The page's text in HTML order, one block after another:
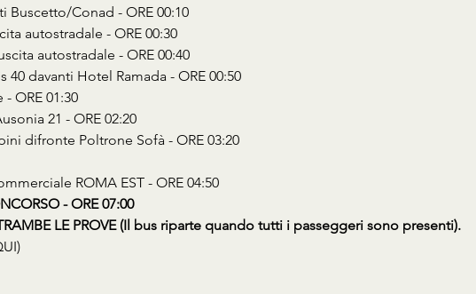
Buscetto/Conad - ORE 00:10
autostradale - ORE 00:30
autostradale - ORE 00:40
40 davanti Hotel Ramada - ORE 00:50
ORE 01:30
21 - ORE 02:20
difronte Poltrone Sofà - ORE 03:20
ROMA EST - ORE 04:50
- ORE 07:00
LE PROVE (Il bus riparte quando tutti i passeggeri sono presenti).